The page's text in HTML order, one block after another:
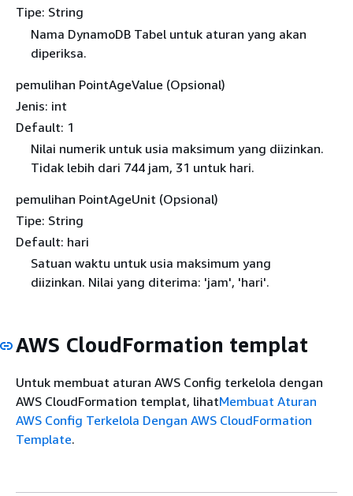
Tipe: String
Nama DynamoDB Tabel untuk aturan yang akan
diperiksa.
pemulihan PointAgeValue (Opsional)
Jenis: int
Default: 1
Nilai numerik untuk usia maksimum yang diizinkan.
Tidak lebih dari 744 jam, 31 untuk hari.
pemulihan PointAgeUnit (Opsional)
Tipe: String
Default: hari
Satuan waktu untuk usia maksimum yang
diizinkan. Nilai yang diterima: 'jam', 'hari'.
AWS CloudFormation templat
Untuk membuat aturan AWS Config terkelola dengan
AWS CloudFormation templat, lihatMembuat Aturan
AWS Config Terkelola Dengan AWS CloudFormation
Template.